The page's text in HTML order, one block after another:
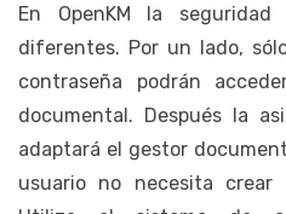
En OpenKM la
diferentes. Por un lado,
contraseña podrán
documental. Después la
adaptará el gestor
usuario no necesita